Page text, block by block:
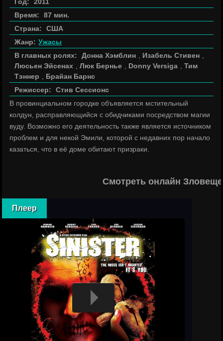
Время:
87 мин.
Страна:
США
Жанр: Ужасы
В главных ролях:
Донна Хэмблин Изабель Стивен
Люсьен Эйсенах
,Люк Бернье Donny Versiga ,Тим
Тэннер
Брайан Барнс
Режиссер:
Стив Сессионс
В провинциальном городке объявляется мстительный
колдун, расправляющийся с обидчиками посредством магии
вуду. Возможно его деятельность также является источником
проблем и для некой Эмили, которой с недавних пор начало
казаться, что в её доме обитают призраки.
Смотреть онлайн
Плеер